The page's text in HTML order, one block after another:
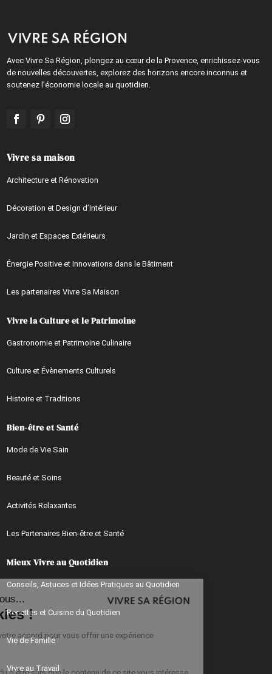
Continuer sans accepter
Salut c'est nous...
les Cookies !
On a besoin de votre accord pour vous offrir une expérience
Avec Vivre Sa Région, plongez au cœur de la Provence, enrichissez-vous
de nouvelles découvertes, explorez des horizons encore inconnus et
soutenez l’économie locale au quotidien.
Vivre sa maison
Architecture et Rénovation
Décoration et Design d’Intérieur
Jardin et Espaces Extérieurs
Énergie Positive et Innovations dans le Bâtiment
Les partenaires Vivre Sa Maison
Vivre la Culture et le Patrimoine
Gastronomie et Patrimoine Culinaire
Culture et Évènements Culturels
Histoire et Traditions
Bien-être et Santé
Mode de Vie Sain
Beauté et Soins
Activités Relaxantes
Les Partenaires Bien-être et Santé
Mieux Vivre au Quotidien
Conseils, Astuces et Idées Pratiques au Quotidien
Recettes et Cuisine du Quotidien
Vie de Famille
Vivre au Travail